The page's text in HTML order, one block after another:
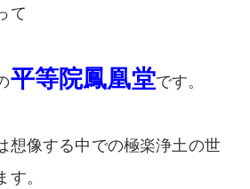
て
平等院鳳凰堂です。
想像する中での極楽浄土の世
。